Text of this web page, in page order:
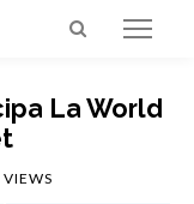
La World